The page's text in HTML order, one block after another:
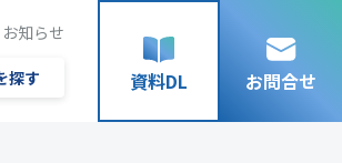
お知らせ
探す 資料DL お問合せ